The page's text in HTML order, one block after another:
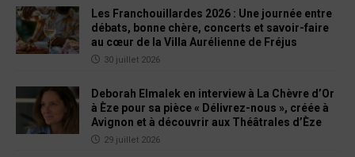
Les Franchouillardes 2026 : Une journée entre
débats, bonne chère, concerts et savoir-faire
au cœur de la Villa Aurélienne de Fréjus
30 juillet 2026
Deborah Elmalek en interview à La Chèvre d’Or
à Èze pour sa pièce « Délivrez-nous », créée à
Avignon et à découvrir aux Théâtrales d’Èze
29 juillet 2026